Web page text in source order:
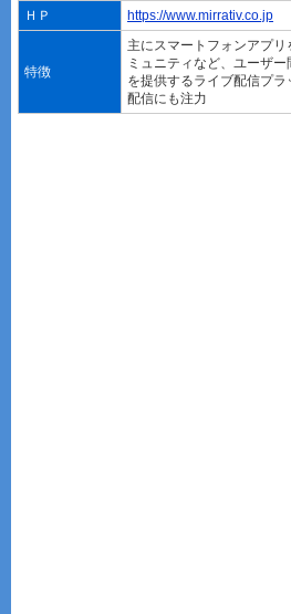
ＨＰ
https://www.mirrativ.co.jp
特徴
主にスマートフォンアプ
ミュニティなど、ユーザ
を提供するライブ配信プ
配信にも注力